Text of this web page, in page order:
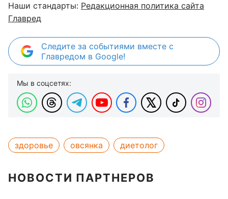
Наши стандарты: Редакционная политика сайта
Главред
Следите за событиями вместе с
Главредом в Google!
Мы в соцсетях:
здоровье овсянка диетолог
НОВОСТИ ПАРТНЕРОВ